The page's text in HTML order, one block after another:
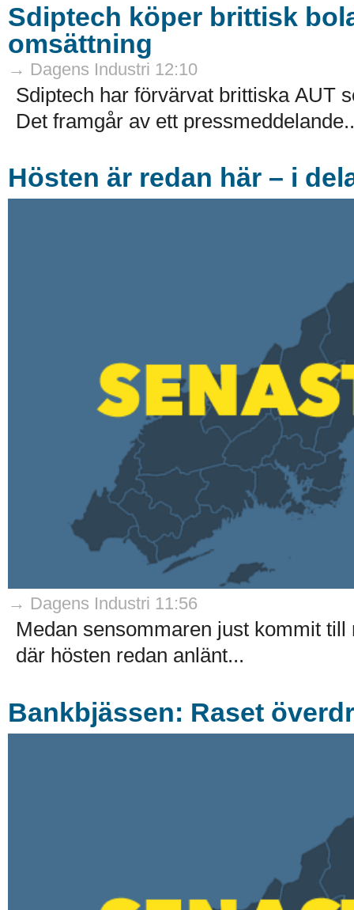
Sdiptech köper brittisk
omsättning
→ Dagens Industri 12:10
Sdiptech har förvärvat brittiska AUT
Det framgår av ett
Hösten är redan här – i
→ Dagens Industri 11:56
Medan sensommaren just kommit
där hösten redan anlänt...
Bankbjässen: Raset